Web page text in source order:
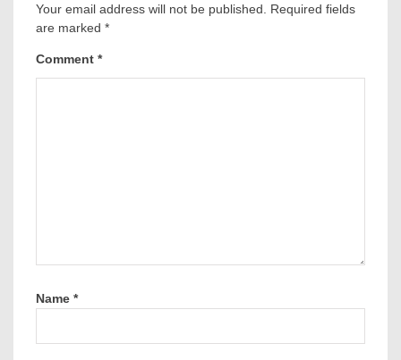
Your email address will not be published.
Required fields
are marked *
Comment *
Name *